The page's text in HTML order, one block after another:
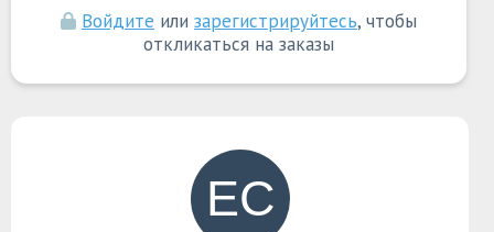
Войдите или зарегистрируйтесь, чтобы
откликаться на заказы